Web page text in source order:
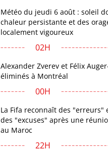
Météo du jeudi 6 août : soleil
chaleur persistante et des
localement vigoureux
02H
Alexander Zverev et Félix
éliminés à Montréal
00H
La Fifa reconnaît des "erreurs"
des "excuses" après une
au Maroc
22H